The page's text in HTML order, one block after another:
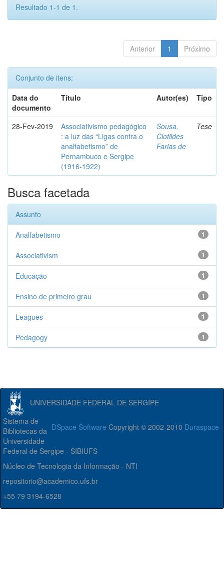
Resultado 1-1 de 1.
Anterior 1 Próximo
Conjunto de itens:
Data do
documento
Título Autor(es) Tipo
28-Fev-2019
Associativismo pedagógico
: a luz das “Ligas contra o
analfabetismo” de
Pernambuco e Sergipe
(1916-1922)
Sousa,
Clotildes
Farias de
Tese
Busca facetada
Assunto
1
Analfabetismo
1
Associativism
1
Educação
1
Ensino de primeiro grau
1
Leagues
1
Pedagogy
UNIVERSIDADE FEDERAL DE SERGIPE
DSpace Software Copyright © 2002-2010 Duraspace
Sistema de
Bibliotecas da
Universidade
Federal de Sergipe - SIBIUFS
Núcleo de Tecnologia da Informação - NTI
repositorio@academico.ufs.br
+55 79 3194-6528